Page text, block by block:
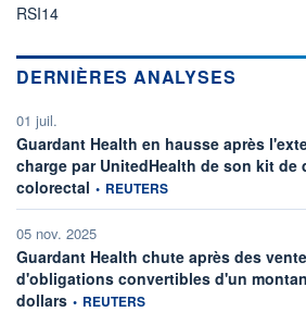
RSI14
DERNIÈRES ANALYSES
01 juil.
Guardant Health en hausse après
charge par UnitedHealth de son kit de
colorectal information fournie par
• REUTERS
05 nov. 2025
Guardant Health chute après des
d'obligations convertibles d'un
dollars information fournie par
• REUTERS